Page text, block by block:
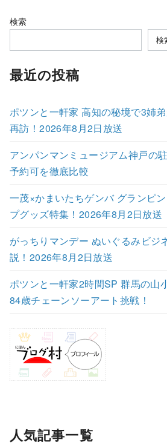
検索
検
最近の投稿
ポツンと一軒家 高知の秘境で3姉
再訪！2026年8月2日放送
アンパンマンミュージアム神戸の
予約可を徹底比較
一茂×かまいたちゲンバ グランピ
プグッズ特集！2026年8月2日放送
がっちりマンデー ぬいぐるみビジ
説！2026年8月2日放送
ポツンと一軒家2時間SP 群馬の山
84歳チェーンソーアート挑戦！
人気記事一覧